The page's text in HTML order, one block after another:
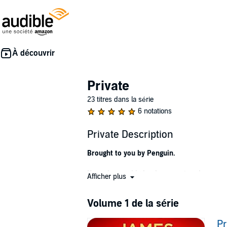
Private
23 titres dans la série
6 notations
Private Description
Brought to you by Penguin.
If you have a big bank account and an
force and maximum discretion. The most
In L.A., Jack is already deep into the
Afficher plus
Volume 1 de la série